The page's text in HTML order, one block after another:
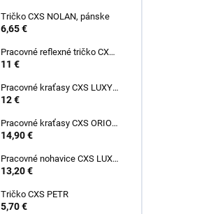
Tričko CXS NOLAN, pánske
6,65 €
Pracovné reflexné tričko CXS
EXETER, pánske
11 €
Pracovné kraťasy CXS LUXY
TOMÁŠ, pánske
12 €
Pracovné kraťasy CXS ORION
DAVID, pánske
14,90 €
Pracovné nohavice CXS LUXY
JOSEF, pánske
13,20 €
Tričko CXS PETR
5,70 €